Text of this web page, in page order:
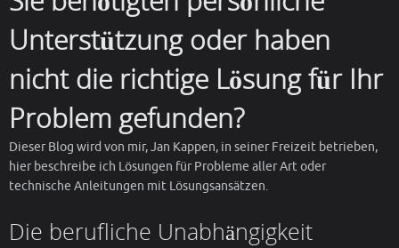
Unterstützung oder haben
nicht die richtige Lösung für Ihr
Problem gefunden?
Dieser Blog wird von mir, Jan Kappen, in seiner Freizeit betrieben,
hier beschreibe ich Lösungen für Probleme aller Art oder
technische Anleitungen mit Lösungsansätzen.
Die berufliche Unabhängigkeit